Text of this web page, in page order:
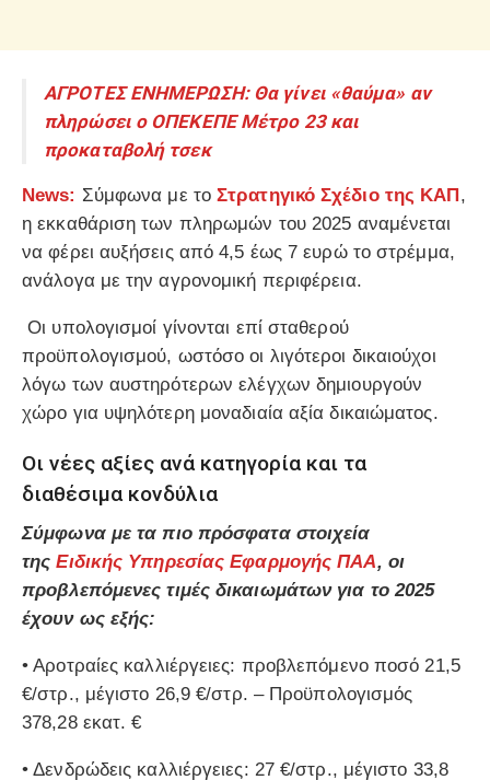
ΑΓΡΟΤΕΣ ΕΝΗΜΕΡΩΣΗ: Θα γίνει «θαύμα» αν
πληρώσει ο ΟΠΕΚΕΠΕ Μέτρο 23 και
προκαταβολή τσεκ
News: Σύμφωνα με το Στρατηγικό Σχέδιο της ΚΑΠ,
η εκκαθάριση των πληρωμών του 2025 αναμένεται
να φέρει αυξήσεις από 4,5 έως 7 ευρώ το στρέμμα,
ανάλογα με την αγρονομική περιφέρεια.
Οι υπολογισμοί γίνονται επί σταθερού
προϋπολογισμού, ωστόσο οι λιγότεροι δικαιούχοι
λόγω των αυστηρότερων ελέγχων δημιουργούν
χώρο για υψηλότερη μοναδιαία αξία δικαιώματος.
Οι νέες αξίες ανά κατηγορία και τα
διαθέσιμα κονδύλια
Σύμφωνα με τα πιο πρόσφατα στοιχεία
τηςΕιδικής Υπηρεσίας Εφαρμογής ΠΑΑ, οι
προβλεπόμενες τιμές δικαιωμάτων για το 2025
έχουν ως εξής:
•Αροτραίες καλλιέργειες: προβλεπόμενο ποσό 21,5
€/στρ., μέγιστο 26,9 €/στρ. – Προϋπολογισμός
378,28 εκατ. €
•Δενδρώδεις καλλιέργειες: 27 €/στρ., μέγιστο 33,8